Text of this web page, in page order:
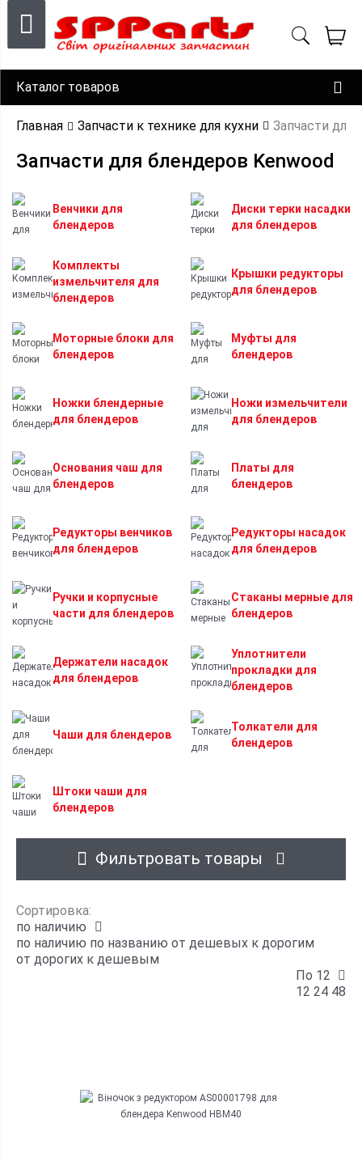
Каталог товаров
Главная Запчасти к технике для кухни Запчасти для
Запчасти для блендеров Kenwood
Венчики для
блендеров
Диски терки насадки
для блендеров
Комплекты
измельчителя для
блендеров
Крышки редукторы
для блендеров
Моторные блоки для
блендеров
Муфты для
блендеров
Ножки блендерные
для блендеров
Ножи измельчители
для блендеров
Основания чаш для
блендеров
Платы для
блендеров
Редукторы венчиков
для блендеров
Редукторы насадок
для блендеров
Ручки и корпусные
части для блендеров
Стаканы мерные для
блендеров
Держатели насадок
для блендеров
Уплотнители
прокладки для
блендеров
Чаши для блендеров
Толкатели для
блендеров
Штоки чаши для
блендеров
Фильтровать товары
Сортировка:
по наличию
по наличию по названию от дешевых к дорогим
от дорогих к дешевым
По 12
12 24 48